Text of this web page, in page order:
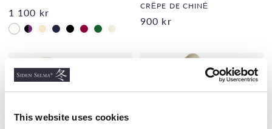
This website uses cookies
1 100 kr CRÊPE DE CHINÈ
900 kr